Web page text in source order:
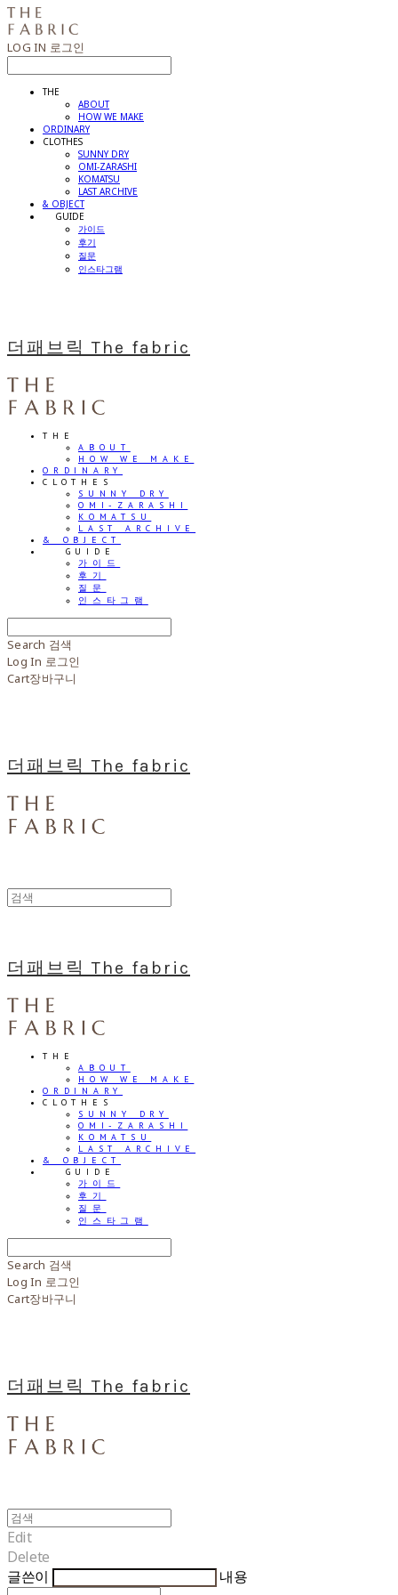
LOG IN 로그인
THE
ABOUT
HOW WE MAKE
ORDINARY
CLOTHES
SUNNY DRY
OMI-ZARASHI
KOMATSU
LAST ARCHIVE
& OBJECT
⠀⠀GUIDE
가이드
후기
질문
인스타그램
더패브릭 The fabric
THE
ABOUT
HOW WE MAKE
ORDINARY
CLOTHES
SUNNY DRY
OMI-ZARASHI
KOMATSU
LAST ARCHIVE
& OBJECT
⠀⠀GUIDE
가이드
후기
질문
인스타그램
Search 검색
Log In 로그인
Cart장바구니
더패브릭 The fabric
더패브릭 The fabric
THE
ABOUT
HOW WE MAKE
ORDINARY
CLOTHES
SUNNY DRY
OMI-ZARASHI
KOMATSU
LAST ARCHIVE
& OBJECT
⠀⠀GUIDE
가이드
후기
질문
인스타그램
Search 검색
Log In 로그인
Cart장바구니
더패브릭 The fabric
Edit
Delete
글쓴이
내용